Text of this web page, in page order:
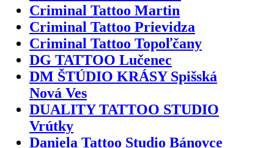
Criminal Tattoo Martin
Criminal Tattoo Prievidza
Criminal Tattoo Topoľčany
DG TATTOO Lučenec
DM ŠTÚDIO KRÁSY Spišská
Nová Ves
DUALITY TATTOO STUDIO
Vrútky
Daniela Tattoo Studio Bánovce